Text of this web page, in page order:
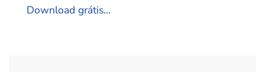
Download grátis...